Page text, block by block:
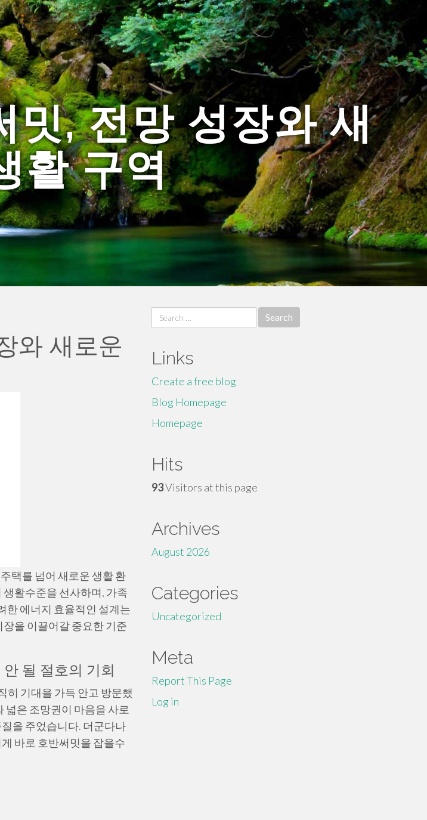
밋, 전망 성장와 새
활 구역
와 새로운
택를 넘어 새로운 생활 환
활수준을 선사하며, 가족
한 에너지 효율적인 설계는
을 이끌어갈 중요한 기준
될 절호의 기회
히 기대을 가득 안고 방문했
넓은 조망권이 마음을 사로
을 주었습니다. 더군다나
바로 호반써밋을 잡을수
Search
for:
Links
Create a free blog
Blog Homepage
Homepage
Hits
93Visitors at this page
Archives
August 2026
Categories
Uncategorized
Meta
Report This Page
Log in